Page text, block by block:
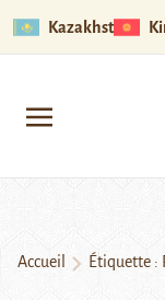
Kazakhstan
Accueil Étiquette :